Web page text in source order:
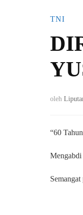
TNI
oleh
“60
Mengabdi